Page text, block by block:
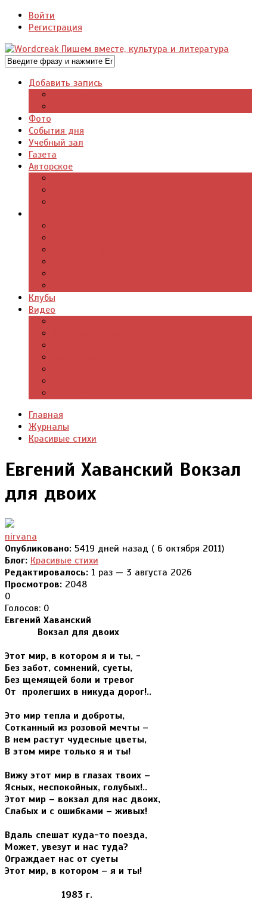
Войти
Регистрация
Добавить запись
Фото
События дня
Учебный зал
Газета
Авторское
Клубы
Видео
Главная
Журналы
Красивые стихи
Евгений Хаванский Вокзал
для двоих
nirvana
Опубликовано: 5419 дней назад ( 6 октября 2011)
Блог: Красивые стихи
Редактировалось: 1 раз — 3 августа 2026
Просмотров: 2048
0
Голосов: 0
Евгений Хаванский
Вокзал для двоих
Этот мир, в котором я и ты, -
Без забот, сомнений, суеты,
Без щемящей боли и тревог
От пролегших в никуда дорог!..
Это мир тепла и доброты,
Сотканный из розовой мечты –
В нем растут чудесные цветы,
В этом мире только я и ты!
Вижу этот мир в глазах твоих –
Ясных, неспокойных, голубых!..
Этот мир – вокзал для нас двоих,
Слабых и с ошибками – живых!
Вдаль спешат куда-то поезда,
Может, увезут и нас туда?
Ограждает нас от суеты
Этот мир, в котором – я и ты!
1983 г.